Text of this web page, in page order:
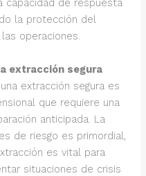
capacidad de respuesta
la protección del
operaciones.
extracción segura
extracción segura es
que requiere una
anticipada. La
de riesgo es primordial,
es vital para
situaciones de crisis